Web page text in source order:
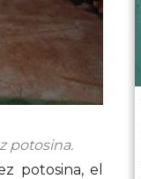
potosina.
potosina, el